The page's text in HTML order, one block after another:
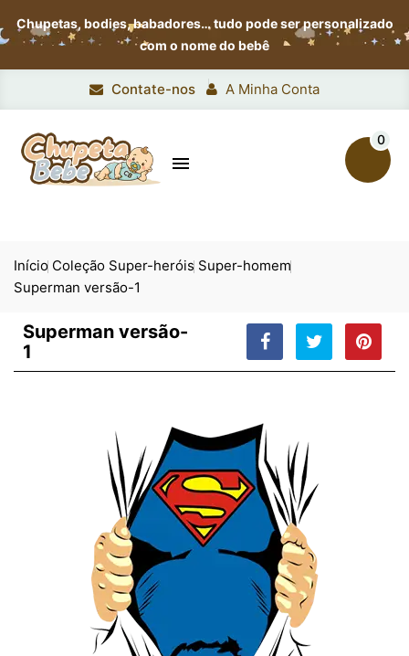
Chupetas, bodies, babadores…tudo pode ser personalizado
com o nome do bebê
Contate-nos A Minha Conta

0
Início Coleção Super-heróis Super-homem
Superman versão-1
Superman versão-
1